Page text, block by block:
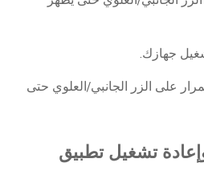
على الزر الجانبي/العلوي حتى
وإعادة تشغيل تطبيق